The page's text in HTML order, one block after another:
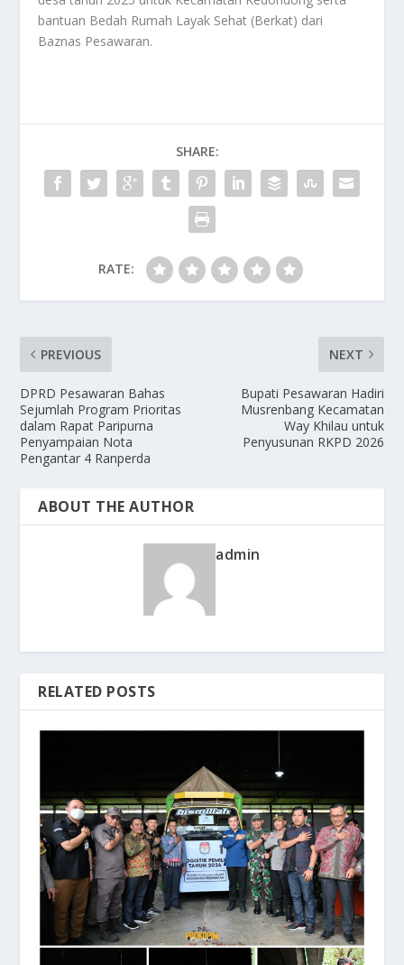
bantuan Bedah Rumah Layak Sehat (Berkat) dari
Baznas Pesawaran.
SHARE:
RATE:
PREVIOUS
DPRD Pesawaran Bahas
Sejumlah Program Prioritas
dalam Rapat Paripurna
Penyampaian Nota
Pengantar 4 Ranperda
NEXT
Bupati Pesawaran Hadiri
Musrenbang Kecamatan
Way Khilau untuk
Penyusunan RKPD 2026
ABOUT THE AUTHOR
admin
RELATED POSTS